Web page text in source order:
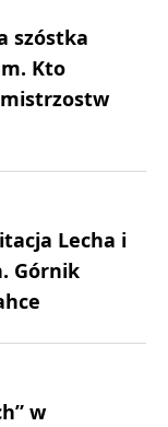
szóstka
Kto
Lecha i
Górnik
w